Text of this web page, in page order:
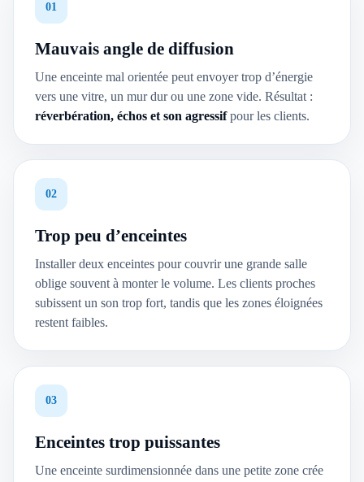
01
Mauvais angle de diffusion
Une enceinte mal orientée peut envoyer trop d’énergie
vers une vitre, un mur dur ou une zone vide. Résultat :
réverbération, échos et son agressifpour les clients.
02
Trop peu d’enceintes
Installer deux enceintes pour couvrir une grande salle
oblige souvent à monter le volume. Les clients proches
subissent un son trop fort, tandis que les zones éloignées
restent faibles.
03
Enceintes trop puissantes
Une enceinte surdimensionnée dans une petite zone crée